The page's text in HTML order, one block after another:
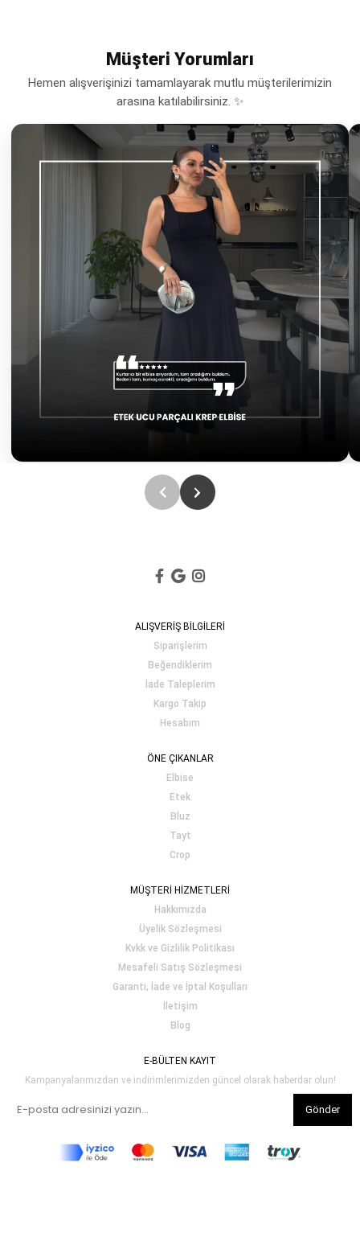
Müşteri Yorumları
Hemen alışverişinizi tamamlayarak mutlu müşterilerimizin
arasına katılabilirsiniz. ✨
ALIŞVERİŞ BİLGİLERİ
Siparişlerim
Beğendiklerim
İade Taleplerim
Kargo Takip
Hesabım
ÖNE ÇIKANLAR
Elbise
Etek
Bluz
Tayt
Crop
MÜŞTERİ HİZMETLERİ
Hakkımızda
Üyelik Sözleşmesi
Kvkk ve Gizlilik Politikası
Mesafeli Satış Sözleşmesi
Garanti, İade ve İptal Koşulları
İletişim
Blog
E-BÜLTEN KAYIT
Kampanyalarımızdan ve indirimlerimizden güncel olarak haberdar olun!
Gönder